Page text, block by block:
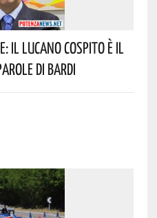
Il Lucano Cospito È Il
Di Bardi